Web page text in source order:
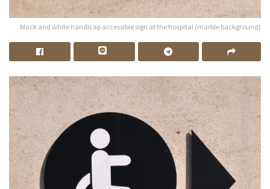
black and white handicap accessible sign at the hospital (marble background)